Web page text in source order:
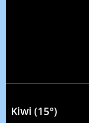
Kiwi (15°)